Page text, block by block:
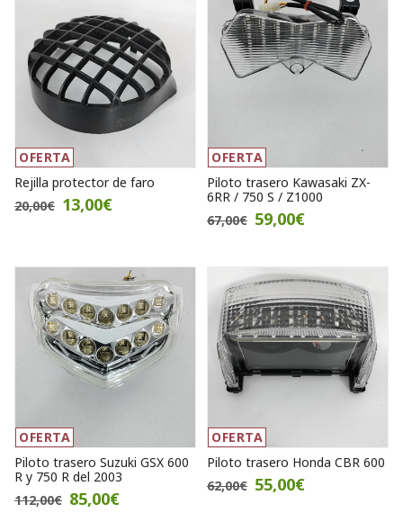
OFERTA
Rejilla protector de faro
20,00€ 13,00€
OFERTA
Piloto trasero Kawasaki ZX-
6RR / 750 S / Z1000
67,00€ 59,00€
OFERTA
Piloto trasero Suzuki GSX 600
R y 750 R del 2003
112,00€ 85,00€
OFERTA
Piloto trasero Honda CBR 600
62,00€ 55,00€